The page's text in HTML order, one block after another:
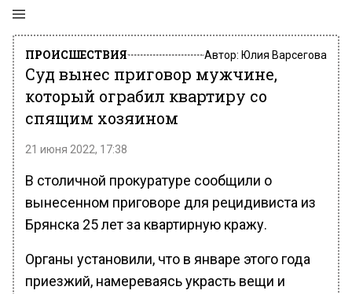
ПРОИСШЕСТВИЯ Автор: Юлия Варсегова
Суд вынес приговор мужчине,
который ограбил квартиру со
спящим хозяином
21 июня 2022, 17:38
В столичной прокуратуре сообщили о
вынесенном приговоре для рецидивиста из
Брянска 25 лет за квартирную кражу.
Органы установили, что в январе этого года
приезжий, намереваясь украсть вещи и